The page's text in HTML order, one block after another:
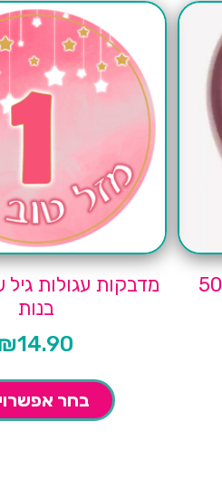
חבילת בלונים ורוד כרום-50
מדבקות עגולות גיל
בנות
14.90
בחר